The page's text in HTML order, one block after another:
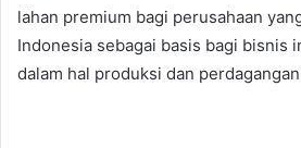
lahan premium bagi perusahaan
Indonesia sebagai basis bagi bisnis
dalam hal produksi dan